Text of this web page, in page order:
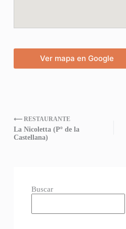
Ver mapa en Google
⟵ RESTAURANTE
La Nicoletta (Pº de la
Castellana)
Buscar